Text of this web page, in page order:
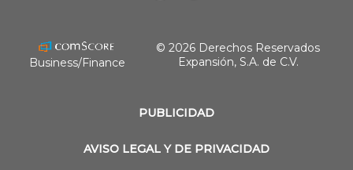
PUBLICIDAD
AVISO LEGAL Y DE PRIVACIDAD
Business/Finance
© 2026 Derechos Reservados
Expansión, S.A. de C.V.